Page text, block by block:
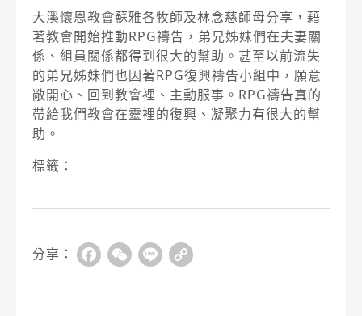
大溪懷恩教會蘇雅各牧師及林念慈師母分享，藉
著教會開始推動RPG禱告，弟兄姊妹們在夫妻關
係、組員關係都得到很大的幫助。甚至以前流失
的弟兄姊妹們也因著RPG復興禱告小組中，願意
敞開心、回到教會裡、主動服事。RPG禱告真的
帶給我們教會在靈裡的復興、凝聚力有很大的幫
助。
標籤：
分享： FacebookWeChat
Line